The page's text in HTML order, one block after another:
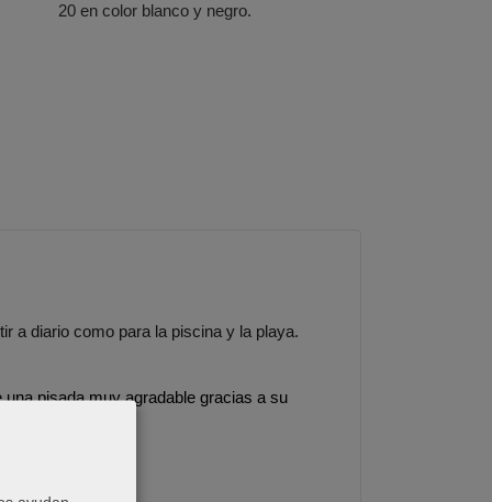
20 en color blanco y negro.
a diario como para la piscina y la playa.
pisada muy agradable gracias a su